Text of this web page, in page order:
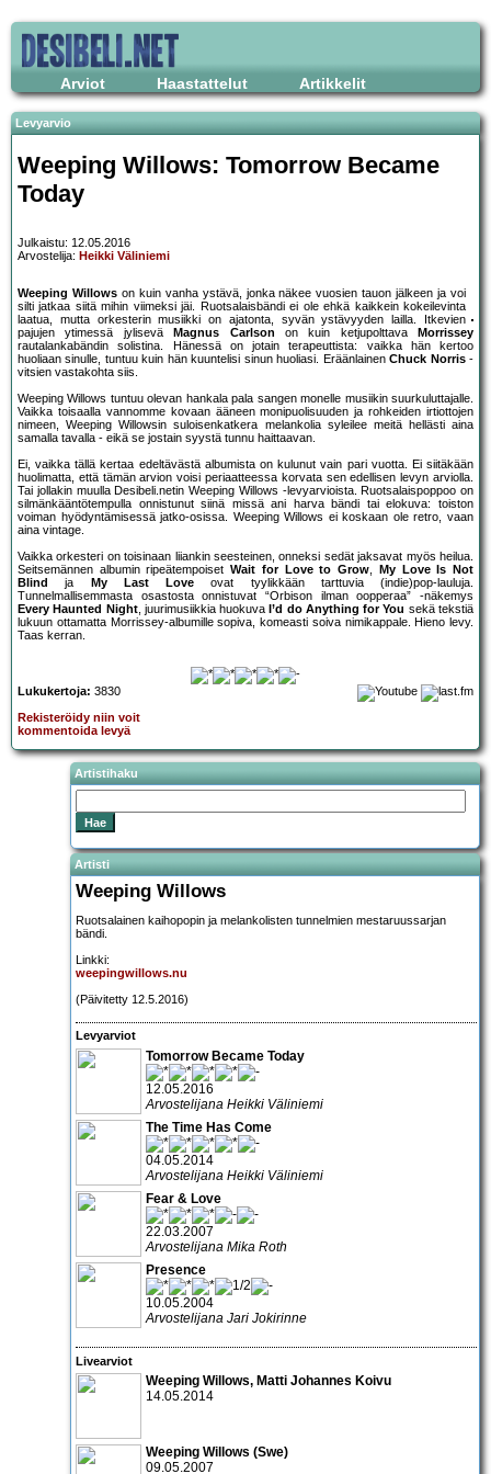
Arviot Haastattelut Artikkelit
Levyarvio
Weeping Willows: Tomorrow Became
Today
Julkaistu: 12.05.2016
Arvostelija: Heikki Väliniemi
Weeping Willowson kuin vanha ystävä, jonka näkee vuosien tauon jälkeen ja voi
silti jatkaa siitä mihin viimeksi jäi. Ruotsalaisbändi ei ole ehkä kaikkein kokeilevinta
laatua, mutta orkesterin musiikki on ajatonta, syvän ystävyyden lailla. Itkevien
pajujen ytimessä jylisevä
Magnus Carlson on kuin ketjupolttava
Morrissey
rautalankabändin solistina. Hänessä on jotain terapeuttista: vaikka hän kertoo
huoliaan sinulle, tuntuu kuin hän kuuntelisi sinun huoliasi. EräänlainenChuck Norris-
vitsien vastakohta siis.
Weeping Willows tuntuu olevan hankala pala sangen monelle musiikin suurkuluttajalle.
Vaikka toisaalla vannomme kovaan ääneen monipuolisuuden ja rohkeiden irtiottojen
nimeen, Weeping Willowsin suloisenkatkera melankolia syleilee meitä hellästi aina
samalla tavalla - eikä se jostain syystä tunnu haittaavan.
Ei, vaikka tällä kertaa edeltävästä albumista on kulunut vain pari vuotta. Ei siitäkään
huolimatta, että tämän arvion voisi periaatteessa korvata sen edellisen levyn arviolla.
Tai jollakin muulla Desibeli.netin Weeping Willows -levyarvioista. Ruotsalaispoppoo on
silmänkääntötempulla onnistunut siinä missä ani harva bändi tai elokuva: toiston
voiman hyödyntämisessä jatko-osissa. Weeping Willows ei koskaan ole retro, vaan
aina vintage.
Vaikka orkesteri on toisinaan liiankin seesteinen, onneksi sedät jaksavat myös heilua.
Seitsemännen albumin ripeätempoisetWait for Love to Grow,
My Love Is Not
Blind
ja My Last Love ovat tyylikkään tarttuvia (indie)pop-lauluja.
Tunnelmallisemmasta osastosta onnistuvat “Orbison ilman oopperaa” -näkemys
Every Haunted Night, juurimusiikkia huokuva I’d do Anything for You sekä tekstiä
lukuun ottamatta Morrissey-albumille sopiva, komeasti soiva nimikappale. Hieno levy.
Taas kerran.
Lukukertoja: 3830
Rekisteröidy niin voit
kommentoida levyä
Artistihaku
Artisti
Weeping Willows
Ruotsalainen kaihopopin ja melankolisten tunnelmien mestaruussarjan
bändi.
Linkki:
weepingwillows.nu
(Päivitetty 12.5.2016)
Levyarviot
Tomorrow Became Today
12.05.2016
Arvostelijana Heikki Väliniemi
The Time Has Come
04.05.2014
Arvostelijana Heikki Väliniemi
Fear & Love
22.03.2007
Arvostelijana Mika Roth
Presence
10.05.2004
Arvostelijana Jari Jokirinne
Livearviot
Weeping Willows, Matti Johannes Koivu
14.05.2014
Weeping Willows (Swe)
09.05.2007